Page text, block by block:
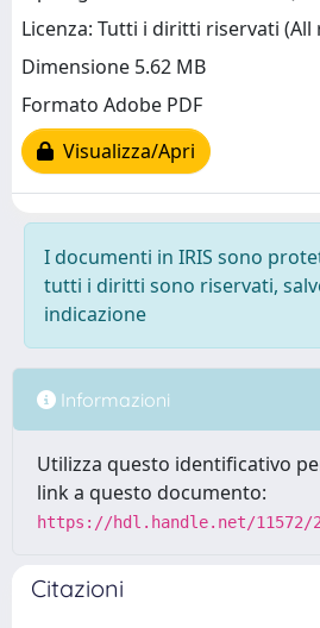
Licenza: Tutti i diritti riservati
Dimensione 5.62 MB
Formato Adobe PDF
Visualizza/Apri
I documenti in IRIS sono
tutti i diritti sono riservati,
indicazione
Informazioni
Utilizza questo identificativo
link a questo documento:
https://hdl.handle.net/11572/
Citazioni